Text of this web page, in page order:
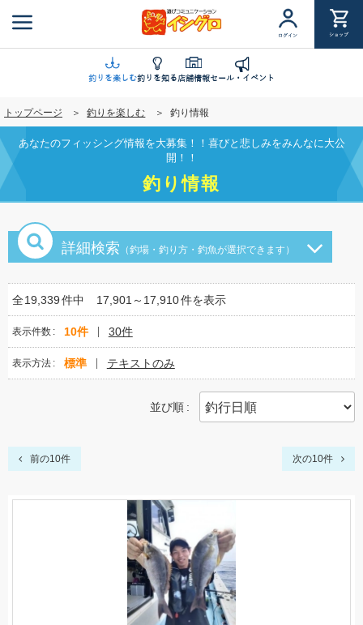
ン
に
移
動
ログイン ショップ
釣りを楽しむ釣りを知る店舗情報セール・イベント
トップページ 釣りを楽しむ 釣り情報
あなたのフィッシング情報を大募集！！喜びと悲しみをみんなに大公
開！！
釣り情報
詳細検索 （釣場・釣り方・釣魚が選択できます）
全19,339件中 17,901～17,910件を表示
表示件数 10件 30件
表示方法 標準 テキストのみ
並び順
前の10件 次の10件